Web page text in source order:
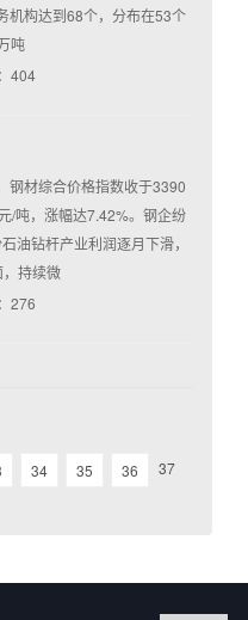
机构达到68个，分布在53个
吨
404
钢材综合价格指数收于3390
/吨，涨幅达7.42%。钢企纷
油钻杆产业利润逐月下滑，
持续微
276
34 35 36
37